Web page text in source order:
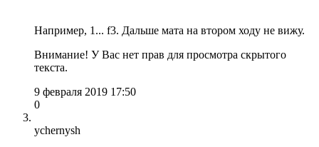
Например, 1... f3. Дальше мата на втором ходу не вижу.
Внимание! У Вас нет прав для просмотра скрытого
текста.
9 февраля 2019 17:50
0
ychernysh